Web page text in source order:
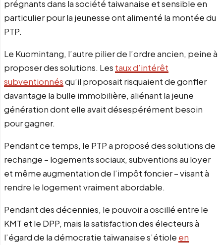
prégnants dans la société taiwanaise et sensible en
particulier pour la jeunesse ont alimenté la montée du
PTP.
Le Kuomintang, l’autre pilier de l’ordre ancien, peine à
proposer des solutions. Les taux d’intérêt
subventionnésqu’il proposait risquaient de gonfler
davantage la bulle immobilière, aliénant la jeune
génération dont elle avait désespérément besoin
pour gagner.
Pendant ce temps, le PTP a proposé des solutions de
rechange – logements sociaux, subventions au loyer
et même augmentation de l’impôt foncier – visant à
rendre le logement vraiment abordable.
Pendant des décennies, le pouvoir a oscillé entre le
KMT et le DPP, mais la satisfaction des électeurs à
l’égard de la démocratie taïwanaise s’étiole en